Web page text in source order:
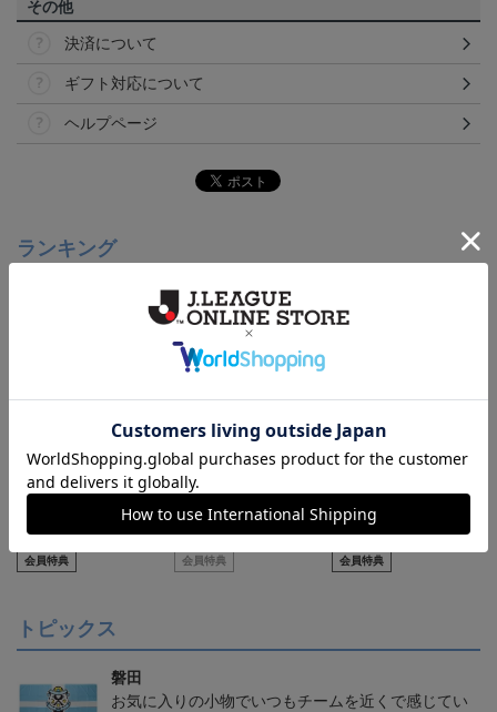
その他
決済について
ギフト対応について
ヘルプページ
ランキング
【S～4XL】2026/27ユニ
フォーム オーセンティッ
21,450円～25,950円
会員特典
【S～4XL】2026/27ユニ
フォーム オーセンティッ
21,450円～25,950円
会員特典
【S～4XL】2026/27ユニ
フォーム オーセンティッ
21,450円～25,950円
会員特典
トピックス
磐田
お気に入りの小物でいつもチームを近くで感じてい